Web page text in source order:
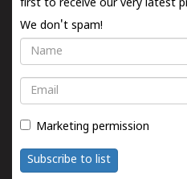
first to receive our very latest
We don't spam!
Name
Email
Marketing permission
Subscribe to list